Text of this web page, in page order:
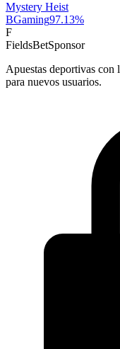
Mystery Heist
BGaming97.13%
F
FieldsBetSponsor
Apuestas deportivas con
para nuevos usuarios.